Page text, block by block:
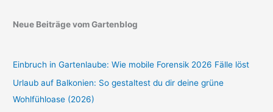
Neue Beiträge vom Gartenblog
Einbruch in Gartenlaube: Wie mobile Forensik 2026 Fälle löst
Urlaub auf Balkonien: So gestaltest du dir deine grüne
Wohlfühloase (2026)